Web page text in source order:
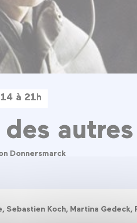
à 21h
autres
Donnersmarck
Sebastien Koch, Martina